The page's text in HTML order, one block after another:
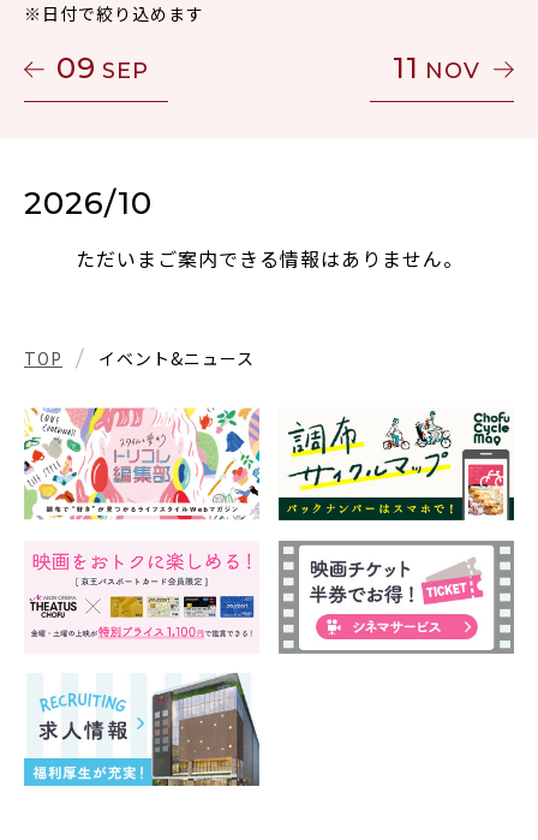
09 SEP
※日付で絞り込めます
11 NOV
2026/10
ただいまご案内できる情報はありません。
TOP イベント&ニュース